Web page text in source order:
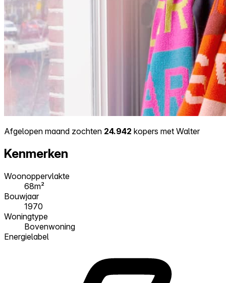
Afgelopen maand zochten 24.942 kopers met Walter
Kenmerken
Woonoppervlakte
68m²
Bouwjaar
1970
Woningtype
Bovenwoning
Energielabel